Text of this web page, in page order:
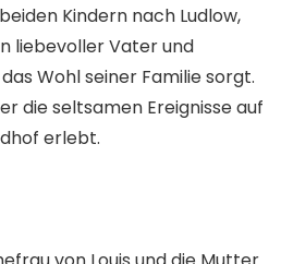
Kindern nach Ludlow,
liebevoller Vater und
Wohl seiner Familie sorgt.
die seltsamen Ereignisse auf
erlebt.